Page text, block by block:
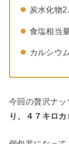
炭水化物
食塩相当
カルシウ
今回の贅沢ナ
り、４７キロ